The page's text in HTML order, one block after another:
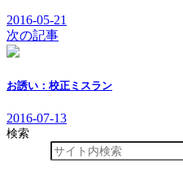
2016-05-21
次の記事
お誘い：校正ミスラン
2016-07-13
検索